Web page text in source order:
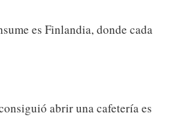
es Finlandia, donde cada
abrir una cafetería es